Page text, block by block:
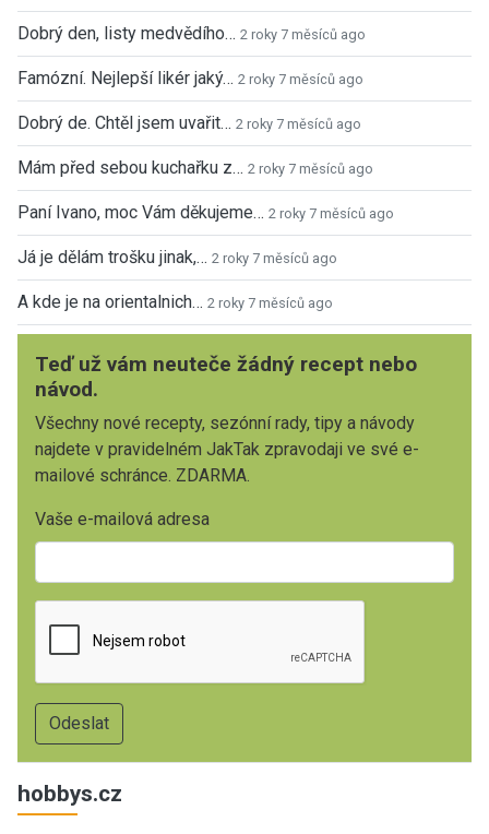
Dobrý den, listy medvědího… 2 roky 7 měsíců ago
Famózní. Nejlepší likér jaký… 2 roky 7 měsíců ago
Dobrý de. Chtěl jsem uvařit… 2 roky 7 měsíců ago
Mám před sebou kuchařku z… 2 roky 7 měsíců ago
Paní Ivano, moc Vám děkujeme… 2 roky 7 měsíců ago
Já je dělám trošku jinak,… 2 roky 7 měsíců ago
A kde je na orientalnich… 2 roky 7 měsíců ago
Teď už vám neuteče žádný recept nebo
návod.
Všechny nové recepty, sezónní rady, tipy a návody
najdete v pravidelném JakTak zpravodaji ve své e-
mailové schránce. ZDARMA.
Vaše e-mailová adresa
hobbys.cz